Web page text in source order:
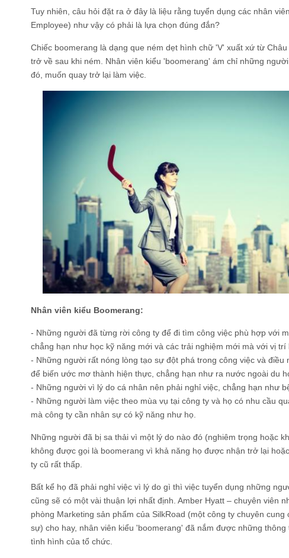
Tuy nhiên, câu hỏi đặt ra ở đây là liệu rằng tuyển dụng các nhân
Employee) như vậy có phải là lựa chọn đúng đắn?
Chiếc boomerang là dạng que ném dẹt hình chữ 'V' xuất xứ từ
trở về sau khi ném. Nhân viên kiểu 'boomerang' ám chỉ những
đó, muốn quay trở lại làm việc.
Nhân viên kiểu Boomerang:
- Những người đã từng rời công ty để đi tìm công việc phù hợp với
chẳng hạn như học kỹ năng mới và các trải nghiệm mới mà với vị trí
- Những người rất nóng lòng tạo sự đột phá trong công việc và điều
để biến ước mơ thành hiện thực, chẳng hạn như ra nước ngoài du
- Những người vì lý do cá nhân nên phải nghỉ việc, chẳng hạn như
- Những người làm việc theo mùa vụ tại công ty và họ có nhu cầu
mà công ty cần nhân sự có kỹ năng như họ.
Những người đã bị sa thải vì một lý do nào đó (nghiêm trọng hoặc
không được gọi là boomerang vì khả năng họ được nhận trở lại
ty cũ rất thấp.
Bất kể họ đã phải nghỉ việc vì lý do gì thì việc tuyển dụng những
cũng sẽ có một vài thuận lợi nhất định. Amber Hyatt – chuyên viên
phòng Marketing sản phẩm của SilkRoad (một công ty chuyên cung
sự) cho hay, nhân viên kiểu 'boomerang' đã nắm được những
tình hình của tổ chức.